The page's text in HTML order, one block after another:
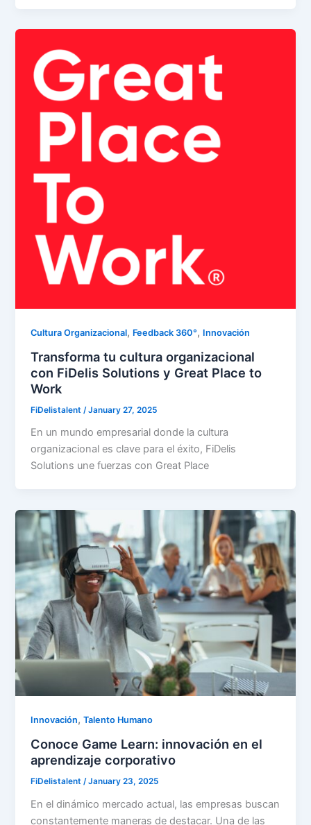
Cultura Organizacional, Feedback 360°, Innovación
Transforma tu cultura organizacional
con FiDelis Solutions y Great Place to
Work
FiDelistalent /January 27, 2025
En un mundo empresarial donde la cultura
organizacional es clave para el éxito, FiDelis
Solutions une fuerzas con Great Place
Innovación,Talento Humano
Conoce Game Learn: innovación en el
aprendizaje corporativo
FiDelistalent /January 23, 2025
En el dinámico mercado actual, las empresas buscan
constantemente maneras de destacar. Una de las